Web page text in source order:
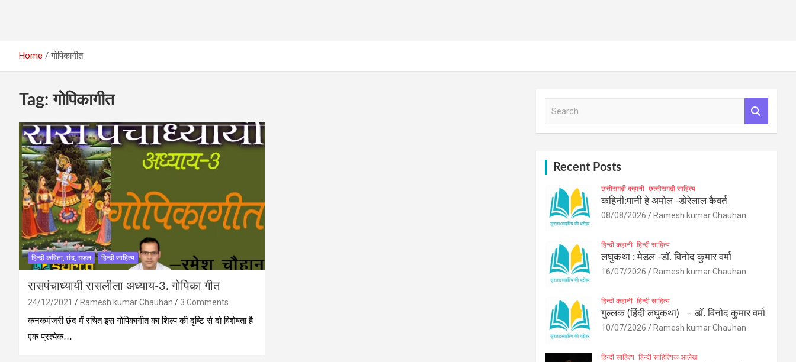
Home गोपिकागीत
Tag:गोपिकागीत
हिन्दी कविता, छंद, ग़ज़ल हिन्दी साहित्य
रासपंचाध्यायी रासलीला अध्‍याय-3. गोपिका गीत
24/12/2021 Ramesh kumar Chauhan
3 Comments
कनकमंजरी छंद में रचित इस गोपिकागीत का शिल्‍प की दृष्टि से दो विशेषता है
एक प्रत्‍येक…
Recent Posts
छत्तीसगढ़ी कहानी छत्‍तीसगढ़ी साहित्‍य
कहिनी:पानी हे अमोल -डोरेलाल कैवर्त
08/08/2026 Ramesh kumar Chauhan
हिन्दी कहानी हिन्दी साहित्य
लघुकथा : मेडल -डॉ. विनोद कुमार वर्मा
16/07/2026 Ramesh kumar Chauhan
हिन्दी कहानी हिन्दी साहित्य
गुल्लक (हिंदी लघुकथा) – डॉ. विनोद कुमार वर्मा
10/07/2026 Ramesh kumar Chauhan
हिन्दी साहित्य हिन्दी साहित्यिक आलेख